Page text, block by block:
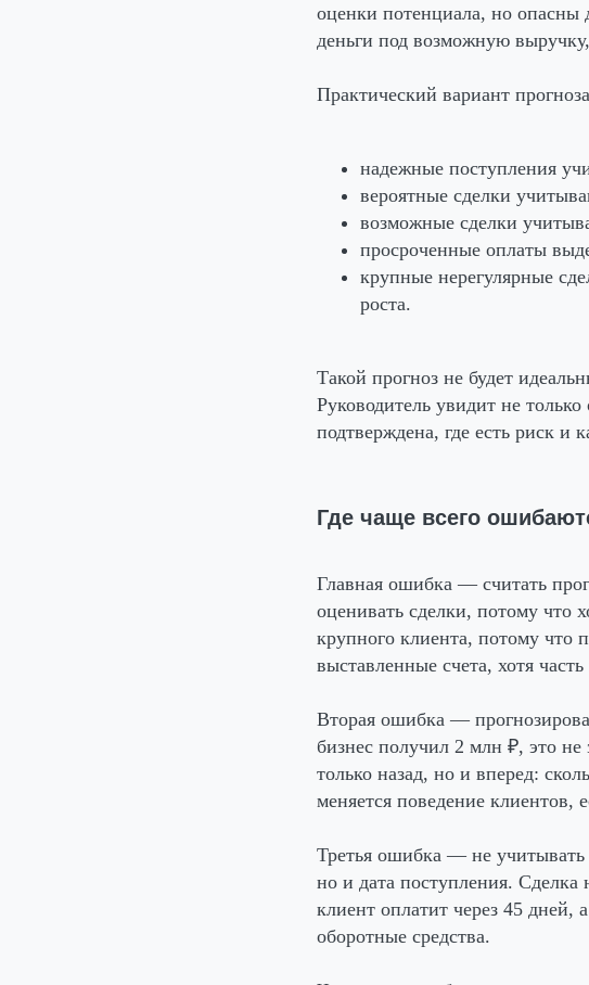
оценки потенциала, но опасны
деньги под возможную
Практический вариант
надежные поступления
вероятные сделки
возможные сделки
просроченные оплаты
крупные нерегулярные
роста.
Такой прогноз не будет
Руководитель увидит не
подтверждена, где есть риск и
Где чаще всего
Главная ошибка — считать
оценивать сделки, потому что
крупного клиента, потому что
выставленные счета, хотя
Вторая ошибка —
бизнес получил 2 млн ₽, это
только назад, но и вперед:
меняется поведение клиентов,
Третья ошибка — не учитывать
но и дата поступления. Сделка
клиент оплатит через 45 дней,
оборотные средства.